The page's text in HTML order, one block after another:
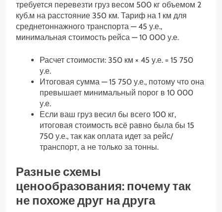
требуется перевезти груз весом 500 кг объемом 2
куб.м на расстояние 350 км. Тариф на 1 км для
среднетоннажного транспорта — 45 у.е.,
минимальная стоимость рейса — 10 000 у.е.
Расчет стоимости: 350 км × 45 у.е. = 15 750
у.е.
Итоговая сумма — 15 750 у.е., потому что она
превышает минимальный порог в 10 000
у.е.
Если ваш груз весил бы всего 100 кг,
итоговая стоимость всё равно была бы 15
750 у.е., так как оплата идет за рейс/
транспорт, а не только за тонны.
Разные схемы
ценообразования: почему так
не похоже друг на друга